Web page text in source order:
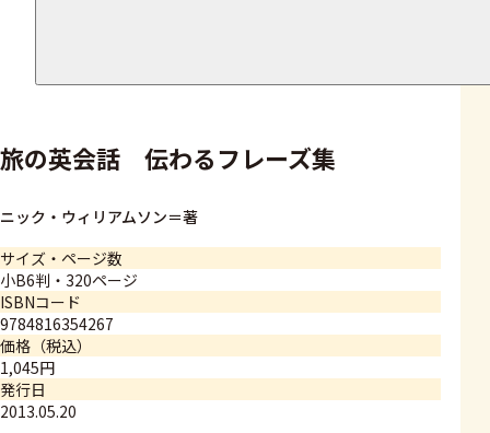
旅の英会話 伝わるフレーズ集
ニック・ウィリアムソン＝著
サイズ・ページ数
小B6判・320ページ
ISBNコード
9784816354267
価格（税込）
1,045円
発行日
2013.05.20